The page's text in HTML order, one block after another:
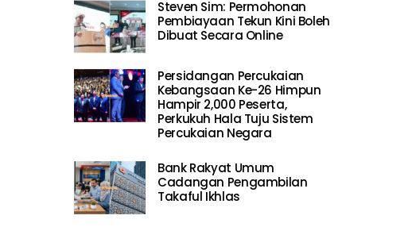
Steven Sim: Permohonan
Pembiayaan Tekun Kini Boleh
Dibuat Secara Online
Persidangan Percukaian
Kebangsaan Ke-26 Himpun
Hampir 2,000 Peserta,
Perkukuh Hala Tuju Sistem
Percukaian Negara
Bank Rakyat Umum
Cadangan Pengambilan
Takaful Ikhlas